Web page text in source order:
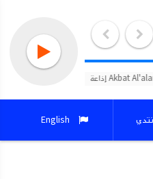
ِAkbat Al'alam Radio إذاعة اقباط العالم
English